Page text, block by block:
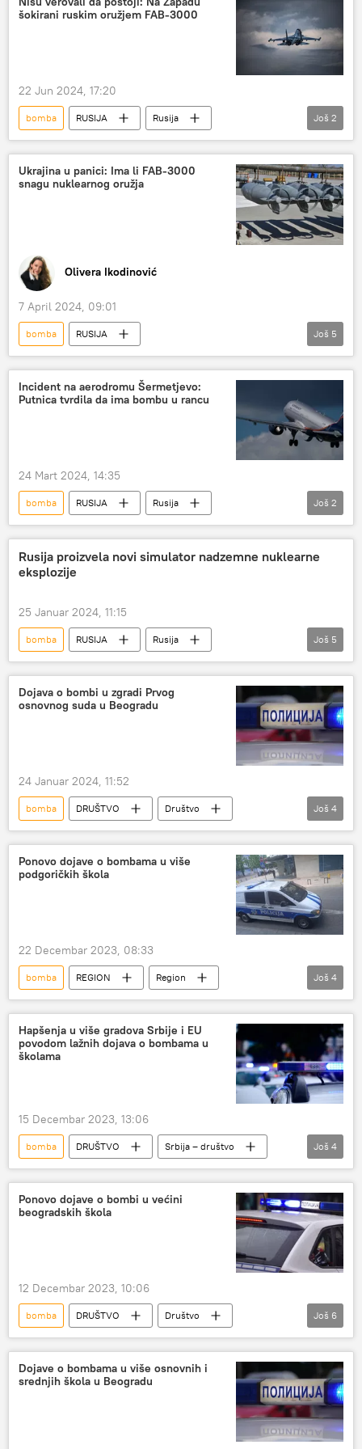
Rusija – vojska i naoružanje
Svet
šokirani ruskim oružjem FAB-3000
22 Jun 2024, 17:20
bomba RUSIJA
Rusija
Rusija – vojska i naoružanje
Specijalna vojna operacija u Ukrajini – vesti
Još 2
Ukrajina u panici: Ima li FAB-3000
snagu nuklearnog oružja
Olivera Ikodinović
7 April 2024, 09:01
bomba
RUSIJA
Rusija – vojska i naoružanje
Specijalna vojna operacija u Ukrajini – vesti
Analize i mišljenja
Rusija
tupoljev
Još 5
Incident na aerodromu Šermetjevo:
Putnica tvrdila da ima bombu u rancu
24 Mart 2024, 14:35
bomba RUSIJA
Rusija
Šeremetjevo
putnički avion
Još 2
Rusija proizvela novi simulator nadzemne nuklearne
eksplozije
25 Januar 2024, 11:15
bomba RUSIJA
Rusija
Rusija – vojska i naoružanje
Vojska i naoružanje
simulatori
eksplozija
Još 5
Dojava o bombi u zgradi Prvog
osnovnog suda u Beogradu
24 Januar 2024, 11:52
bomba DRUŠTVO
Društvo
Srbija – društvo
Hronika
Srbija – hronika
Još 4
Ponovo dojave o bombama u više
podgoričkih škola
22 Decembar 2023, 08:33
bomba REGION
Region
Region – društvo
Crna Gora
dojave
Hronika
Još 4
Hapšenja u više gradova Srbije i EU
povodom lažnih dojava o bombama u
školama
15 Decembar 2023, 13:06
bomba DRUŠTVO
Srbija – društvo
Društvo
hapšenja
dojave
škole
Još 4
Ponovo dojave o bombi u većini
beogradskih škola
12 Decembar 2023, 10:06
bomba DRUŠTVO
Društvo
Srbija – društvo
Hronika
Srbija – hronika
dojave
Beograd
škole
Još 6
Dojave o bombama u više osnovnih i
srednjih škola u Beogradu